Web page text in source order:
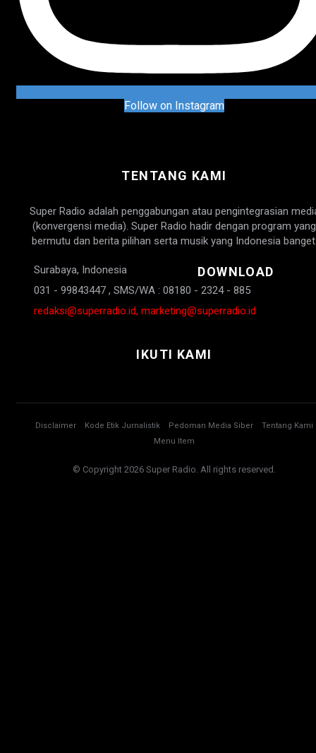
Follow on Instagram
TENTANG KAMI
Super Radio adalah penggabungan atau pengintegrasian
(konvergensi media). Super Radio hadir dengan program yang
bermutu dan berita pilihan serta musik yang Indonesia
Surabaya, Indonesia
031 - 99843447 , SMS/WA : 08180 - 2324 - 885
redaksi@superradio.id, marketing@superradio.id
DOWNLOAD
IKUTI KAMI
Disclaimer Kode Etik Jurnalistik Pedoman Media Siber
Tentang Kami
Menu Item
© Copyright 2026 Super Radio. All rights reserved.